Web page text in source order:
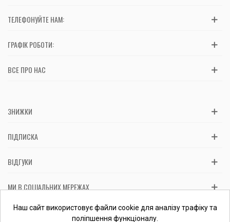
ТЕЛЕФОНУЙТЕ НАМ:
ГРАФІК РОБОТИ:
ВСЕ ПРО НАС
ЗНИЖКИ
ПІДПИСКА
ВІДГУКИ
МИ В СОЦІАЛЬНИХ МЕРЕЖАХ
Вас обслуговує: ФОП Косташ С.І., номер запису в ЄДР 2 673 000
0000 057597 від 06.01.2017.Перевірити ФОП
Наш сайт використовує файли cookie для аналізу трафіку та
поліпшення функціоналу.